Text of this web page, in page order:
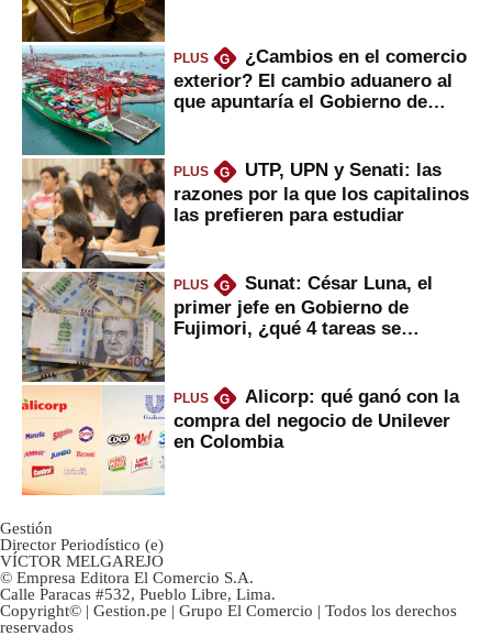
PLUS G
¿Cambios en el comercio
exterior? El cambio aduanero al
que apuntaría el Gobierno de
PLUS G
UTP, UPN y Senati: las
razones por la que los capitalinos
las prefieren para estudiar
PLUS G
Sunat: César Luna, el
primer jefe en Gobierno de
Fujimori, ¿qué 4 tareas se
PLUS G
Alicorp: qué ganó con la
compra del negocio de Unilever
en Colombia
Gestión
Director Periodístico (e)
VÍCTOR MELGAREJO
© Empresa Editora El Comercio S.A.
Calle Paracas #532, Pueblo Libre, Lima.
Copyright© | Gestion.pe | Grupo El Comercio | Todos los derechos
reservados